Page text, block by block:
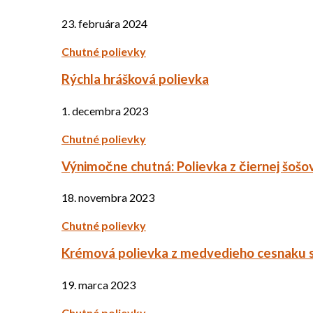
23. februára 2024
Chutné polievky
Rýchla hrášková polievka
1. decembra 2023
Chutné polievky
Výnimočne chutná: Polievka z čiernej
18. novembra 2023
Chutné polievky
Krémová polievka z medvedieho cesnaku
19. marca 2023